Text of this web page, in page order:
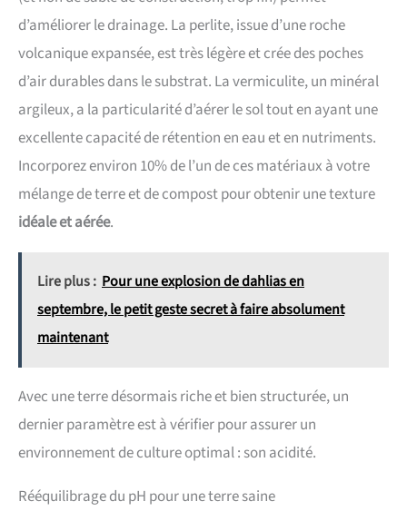
d’améliorer le drainage. La perlite, issue d’une roche
volcanique expansée, est très légère et crée des poches
d’air durables dans le substrat. La vermiculite, un minéral
argileux, a la particularité d’aérer le sol tout en ayant une
excellente capacité de rétention en eau et en nutriments.
Incorporez environ 10% de l’un de ces matériaux à votre
mélange de terre et de compost pour obtenir une texture
idéale et aérée.
Lire plus : Pour une explosion de dahlias en
septembre, le petit geste secret à faire absolument
maintenant
Avec une terre désormais riche et bien structurée, un
dernier paramètre est à vérifier pour assurer un
environnement de culture optimal : son acidité.
Rééquilibrage du pH pour une terre saine